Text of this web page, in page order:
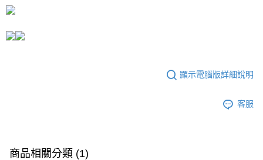
【注意事項】
用戶於交易時，得透過本服務購買商品或服務，並由商店將買賣／分期付款
資料（包含姓名、電話或地址）提供予台灣大哥大進項蒐集、處理及利用，
由本公司與您本人進行分期帳單所需資料之確認、核對及更正。顯示電腦版詳細說明
客服
商品相關分類 (1)